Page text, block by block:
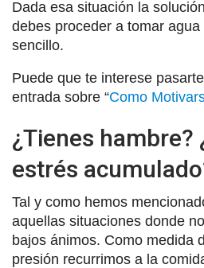
Dada esa situación la
debes proceder a tomar
sencillo.
Puede que te interese
entrada sobre “Como
¿Tienes hambre?
estrés
Tal y como hemos
aquellas situaciones donde
bajos ánimos. Como medida
presión recurrimos a la